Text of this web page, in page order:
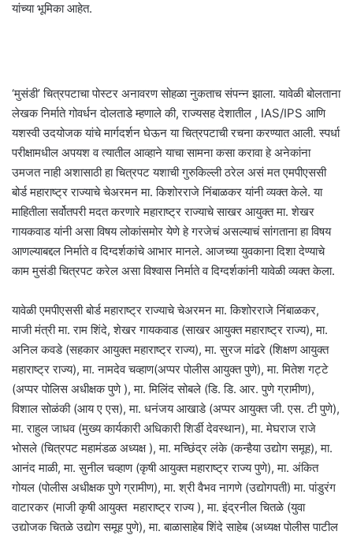
यांच्या भूमिका आहेत.
‘मुसंडी’ चित्रपटाचा पोस्टर अनावरण सोहळा नुकताच संपन्न झाला. यावेळी बोलताना
लेखक निर्माते गोवर्धन दोलताडे म्हणाले की, राज्यसह देशातील , IAS/IPS आणि
यशस्वी उदयोजक यांचे मार्गदर्शन घेऊन या चित्रपटाची रचना करण्यात आली. स्पर्धा
परीक्षामधील अपयश व त्यातील आव्हाने याचा सामना कसा करावा हे अनेकांना
उमजत नाही अशासाठी हा चित्रपट यशाची गुरुकिल्ली ठरेल असं मत एमपीएससी
बोर्ड महाराष्ट्र राज्याचे चेअरमन मा. किशोरराजे निंबाळकर यांनी व्यक्त केले. या
माहितीला सर्वोतपरी मदत करणारे महाराष्ट्र राज्याचे साखर आयुक्त मा. शेखर
गायकवाड यांनी असा विषय लोकांसमोर येणे हे गरजेचं असल्याचं सांगताना हा विषय
आणल्याबद्दल निर्माते व दिग्दर्शकांचे आभार मानले. आजच्या युवकाना दिशा देण्याचे
काम मुसंडी चित्रपट करेल असा विश्वास निर्माते व दिग्दर्शकांनी यावेळी व्यक्त केला.
यावेळी एमपीएससी बोर्ड महाराष्ट्र राज्याचे चेअरमन मा. किशोरराजे निंबाळकर,
माजी मंत्री मा. राम शिंदे, शेखर गायकवाड (साखर आयुक्त महाराष्ट्र राज्य), मा.
अनिल कवडे (सहकार आयुक्त महाराष्ट्र राज्य), मा. सुरज मांढरे (शिक्षण आयुक्त
महाराष्ट्र राज्य), मा. नामदेव चव्हाण(अप्पर पोलीस आयुक्त पुणे), मा. मितेश गट्टे
(अप्पर पोलिस अधीक्षक पुणे ), मा. मिलिंद सोबले (डि. डि. आर. पुणे ग्रामीण),
विशाल सोळंकी (आय ए एस), मा. धनंजय आखाडे (अप्पर आयुक्त जी. एस. टी पुणे),
मा. राहुल जाधव (मुख्य कार्यकारी अधिकारी शिर्डी देवस्थान), मा. मेघराज राजे
भोसले (चित्रपट महामंडळ अध्यक्ष ), मा. मच्छिंद्र लंके (कन्हैया उद्योग समूह), मा.
आनंद माळी, मा. सुनील चव्हाण (कृषी आयुक्त महाराष्ट्र राज्य पुणे), मा. अंकित
गोयल (पोलीस अधीक्षक पुणे ग्रामीण), मा. श्री वैभव नागणे (उद्योगपती) मा. पांडुरंग
वाटारकर (माजी ‍कृषी आयुक्त‍ ‍ महाराष्ट्र राज्य ), मा. इंद्रनील चितळे (युवा
उद्योजक चितळे उद्योग समूह पुणे), मा. बाळासाहेब शिंदे साहेब (अध्यक्ष पोलीस पाटील